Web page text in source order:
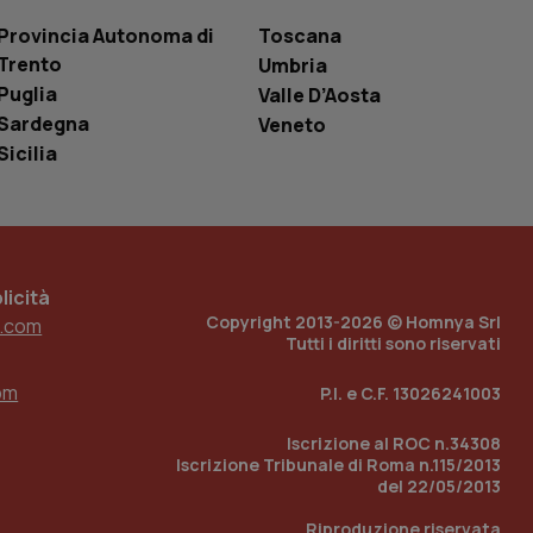
Autonoma di
Toscana
Umbria
Valle D’Aosta
Veneto
Copyright 2013-2026 © Homnya Srl
Tutti i diritti sono riservati
P.I. e C.F. 13026241003
Iscrizione al ROC n.34308
Iscrizione Tribunale di Roma n.115/2013
del 22/05/2013
un numero
in cui viene
sito, ma un
di accesso per
Analytics
per mantenere
incorporati
del sito web sta
di
traccia
incorporati
del sito web sta